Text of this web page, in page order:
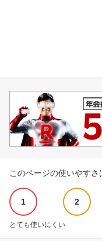
このページの使いやすさ
1 2
とても使いにくい